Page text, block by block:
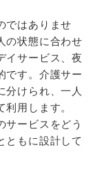
ではありませ
の状態に合わせ
イサービス、夜
です。介護サー
分けられ、一人
用します。
サービスをどう
ともに設計して